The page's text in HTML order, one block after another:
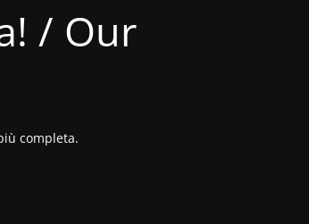
/ Our
completa.